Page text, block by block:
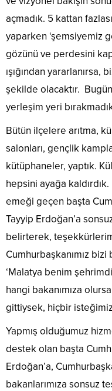
açmadık. 5 kattan
yaparken ‘şemsiyemiz
gözünü ve perdesini
ışığından yararlanırsa,
şekilde olacaktır.
yerleşim yeri
Bütün ilçelere arıtma,
salonları, gençlik
kütüphaneler, yaptık.
hepsini ayağa
emeği geçen başta
Tayyip Erdoğan’a
belirterek,
Cumhurbaşkanımız
‘Malatya benim
hangi bakanımıza
gittiysek, hiçbir
Yapmış olduğumuz
destek olan başta
Erdoğan’a,
bakanlarımıza sonsuz